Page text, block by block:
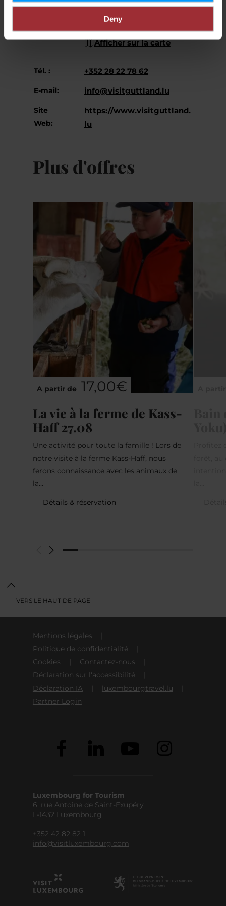
Deny
150, B.P.
Afficher sur la carte
Tél. : +352 28 22 78 62
E-mail: info@visitguttland.lu
Site
Web:
https://www.visitguttland.
lu
Plus d'offres
A partir de 17,00€
La vie à la ferme de Kass-
Haff 27.08
Une activité pour toute la famille ! Lors de
notre visite à la ferme Kass-Haff, nous
ferons connaissance avec les animaux de
la…
Détails & réservation
Mentions légales
Politique de confidentialité
Cookies
Contactez-nous
Déclaration sur l'accessibilité
Déclaration IA
luxembourgtravel.lu
Partner Login
Luxembourg for Tourism
6, rue Antoine de Saint-Exupéry
L-1432 Luxembourg
+352 42 82 82 1
info@visitluxembourg.com
VERS LE HAUT DE PAGE